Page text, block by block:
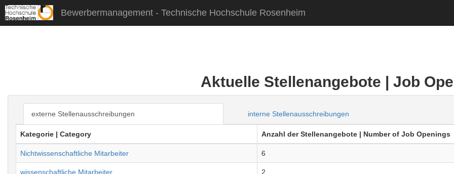
Bewerbermanagement - Technische Hochschule Rosenheim
Aktuelle Stellenangebote | Job
externe Stellenausschreibungen interne Stellenausschreibungen
Kategorie | Category Anzahl der Stellenangebote | Number of Job Openings
Nichtwissenschaftliche Mitarbeiter 6
wissenschaftliche Mitarbeiter 2